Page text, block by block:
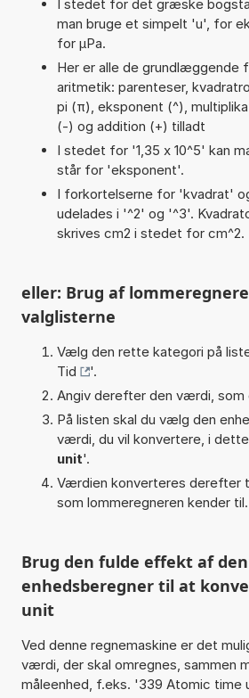
I stedet for det græske
man bruge et simpelt 'u', for
for µPa.
Her er alle de grundlæggende
aritmetik: parenteser,
pi (π), eksponent (^),
(-) og addition (+) tilladt
I stedet for '1,35 x 10^5' kan
står for 'eksponent'.
I forkortelserne for 'kvadrat'
udelades i '^2' og '^3'.
skrives cm2 i stedet for cm^2.
eller: Brug af
valglisterne
Vælg den rette kategori på
Tid
'.
Angiv derefter den værdi, som
På listen skal du vælg den
værdi, du vil konvertere, i
unit'.
Værdien konverteres derefter
som lommeregneren kender til.
Brug den fulde effekt af
enhedsberegner til at
unit
Ved denne regnemaskine er det
værdi, der skal omregnes, sammen
måleenhed, f.eks. '339 Atomic time